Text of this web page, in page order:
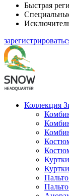
Быстрая
Коллекция